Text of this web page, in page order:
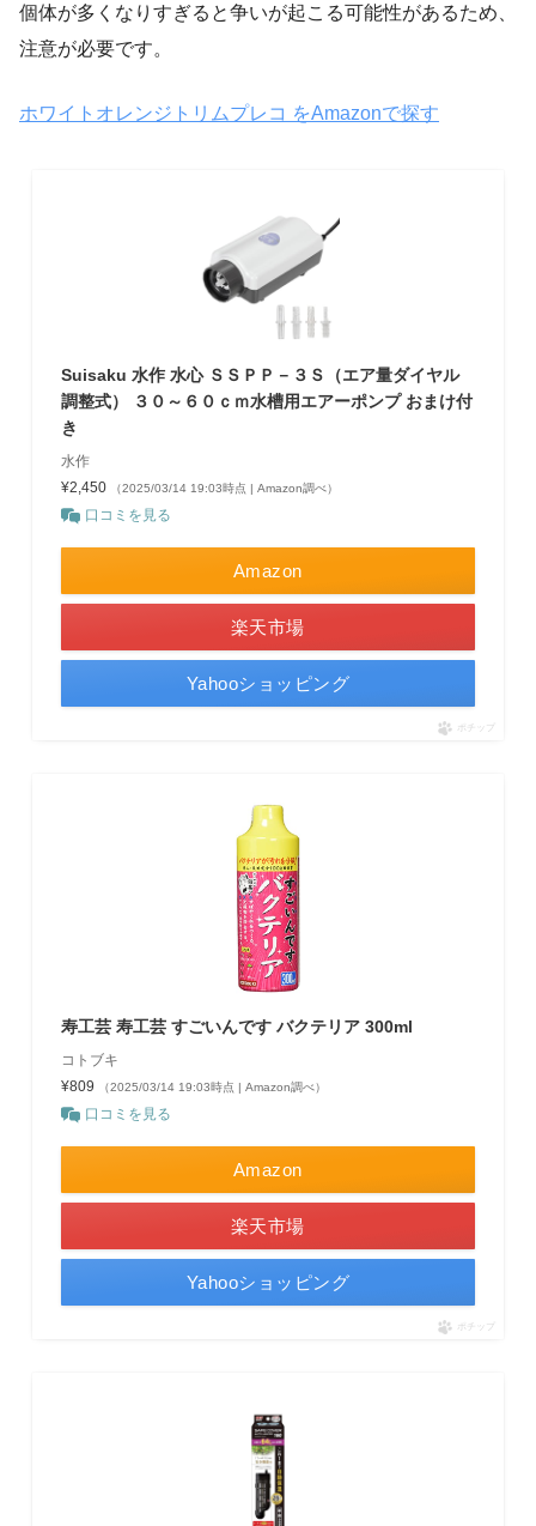
個体が多くなりすぎると争いが起こる可能性があるため、
注意が必要です。
ホワイトオレンジトリムプレコ をAmazonで探す
Suisaku 水作 水心 ＳＳＰＰ－３Ｓ（エア量ダイヤル
調整式） ３０～６０ｃｍ水槽用エアーポンプ おまけ付
き
水作
¥2,450
（2025/03/14 19:03時点 | Amazon調べ）
口コミを見る
Amazon
楽天市場
Yahooショッピング
ポチップ
寿工芸 寿工芸 すごいんです バクテリア 300ml
コトブキ
¥809
（2025/03/14 19:03時点 | Amazon調べ）
口コミを見る
Amazon
楽天市場
Yahooショッピング
ポチップ